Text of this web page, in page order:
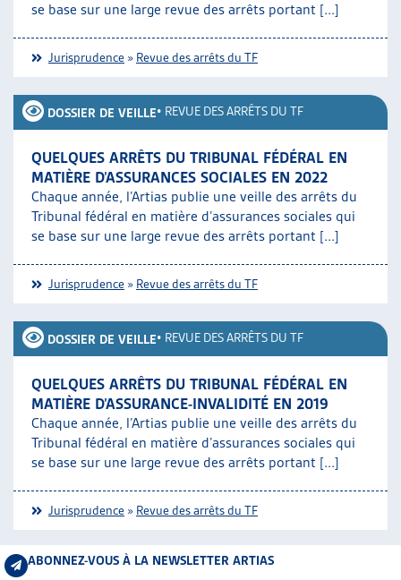
se base sur une large revue des arrêts portant [...]
Jurisprudence » Revue des arrêts du TF
DOSSIER DE VEILLE• REVUE DES ARRÊTS DU TF
QUELQUES ARRÊTS DU TRIBUNAL FÉDÉRAL EN
MATIÈRE D’ASSURANCES SOCIALES EN 2022
Chaque année, l’Artias publie une veille des arrêts du
Tribunal fédéral en matière d’assurances sociales qui
se base sur une large revue des arrêts portant [...]
Jurisprudence » Revue des arrêts du TF
DOSSIER DE VEILLE• REVUE DES ARRÊTS DU TF
QUELQUES ARRÊTS DU TRIBUNAL FÉDÉRAL EN
MATIÈRE D’ASSURANCE-INVALIDITÉ EN 2019
Chaque année, l’Artias publie une veille des arrêts du
Tribunal fédéral en matière d’assurances sociales qui
se base sur une large revue des arrêts portant [...]
Jurisprudence » Revue des arrêts du TF
ABONNEZ-VOUS À LA NEWSLETTER ARTIAS